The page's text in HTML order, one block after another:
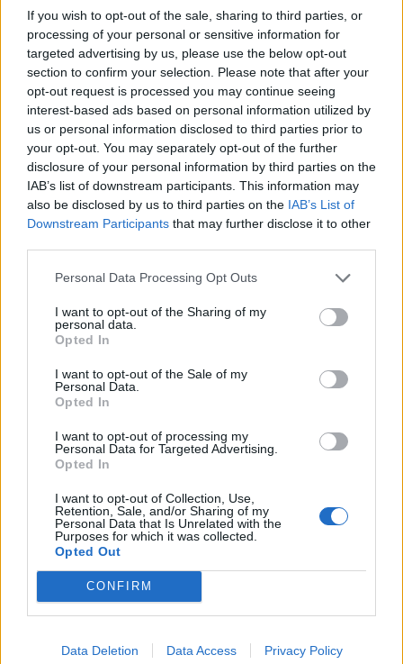
If you wish to opt-out of the sale, sharing to third parties, or
processing of your personal or sensitive information for
targeted advertising by us, please use the below opt-out
section to confirm your selection. Please note that after your
opt-out request is processed you may continue seeing
interest-based ads based on personal information utilized by
us or personal information disclosed to third parties prior to
your opt-out. You may separately opt-out of the further
disclosure of your personal information by third parties on the
IAB’s list of downstream participants. This information may
also be disclosed by us to third parties on the IAB’s List of
Downstream Participants that may further disclose it to other
Personal Data Processing Opt Outs
I want to opt-out of the Sharing of my
personal data.
Opted In
I want to opt-out of the Sale of my
Personal Data.
Opted In
I want to opt-out of processing my
Personal Data for Targeted Advertising.
Opted In
I want to opt-out of Collection, Use,
Retention, Sale, and/or Sharing of my
Personal Data that Is Unrelated with the
Purposes for which it was collected.
Opted Out
CONFIRM
Data Deletion Data Access Privacy Policy